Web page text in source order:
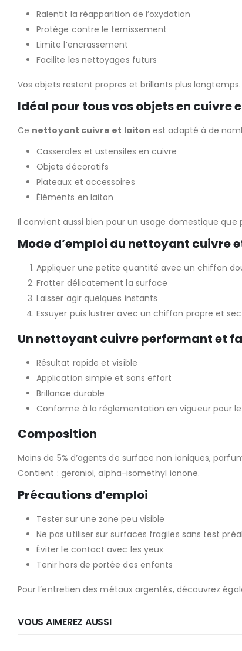
Ralentit la réapparition de l’oxydation
Protège contre le ternissement
Limite l’encrassement
Facilite les nettoyages futurs
Vos objets restent propres et brillants plus longtemps.
Idéal pour tous vos objets en cuivre
Ce nettoyant cuivre et laiton est adapté à de
Casseroles et ustensiles en cuivre
Objets décoratifs
Plateaux et accessoires
Éléments en laiton
Il convient aussi bien pour un usage domestique que
Mode d’emploi du nettoyant cuivre
Appliquer une petite quantité avec un chiffon
Frotter délicatement la surface
Laisser agir quelques instants
Essuyer puis lustrer avec un chiffon propre et sec
Un nettoyant cuivre performant et
Résultat rapide et visible
Application simple et sans effort
Brillance durable
Conforme à la réglementation en vigueur pour
Composition
Moins de 5% d’agents de surface non ioniques,
Contient : geraniol, alpha-isomethyl ionone.
Précautions d’emploi
Tester sur une zone peu visible
Ne pas utiliser sur surfaces fragiles sans test
Éviter le contact avec les yeux
Tenir hors de portée des enfants
Pour l’entretien des métaux argentés, découvrez
VOUS AIMEREZ AUSSI